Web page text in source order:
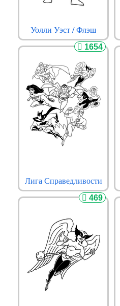
Уолли Уэст / Флэш
1654
Лига Справедливости
469